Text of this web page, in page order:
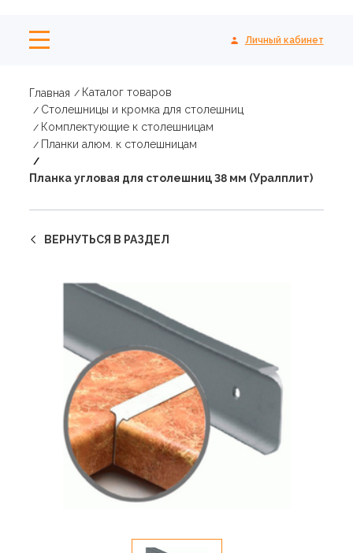
Личный кабинет
Главная
Каталог товаров
Столешницы и кромка для столешниц
Комплектующие к столешницам
Планки алюм. к столешницам
Планка угловая для столешниц 38 мм (Уралплит)
ВЕРНУТЬСЯ В РАЗДЕЛ